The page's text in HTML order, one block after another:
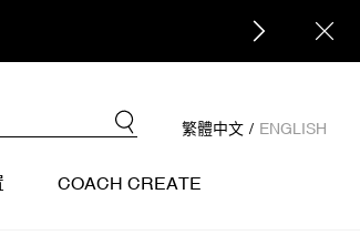
繁體中文 / ENGLISH
COACH CREATE